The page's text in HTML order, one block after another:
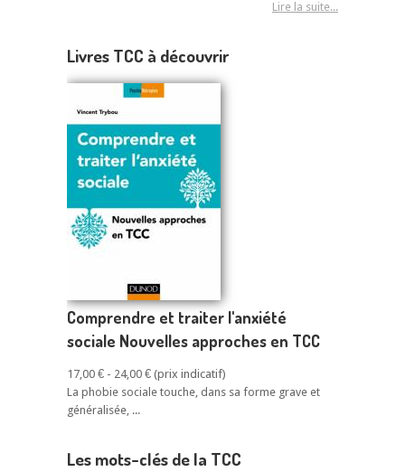
Lire la suite...
Livres TCC à découvrir
Comprendre et traiter l'anxiété
sociale Nouvelles approches en TCC
17,00 € - 24,00 €
La phobie sociale touche, dans sa forme grave et
généralisée, ...
Les mots-clés de la TCC